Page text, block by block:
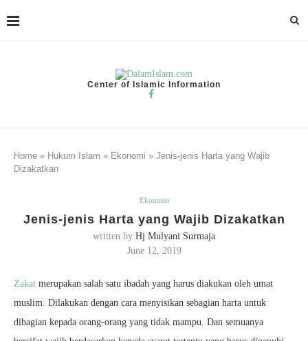
Center of Islamic Information
Home » Hukum Islam » Ekonomi » Jenis-jenis Harta yang Wajib
Dizakatkan
Ekonomi
Jenis-jenis Harta yang Wajib Dizakatkan
written by Hj Mulyani Surmaja
June 12, 2019
Zakat merupakan salah satu ibadah yang harus diakukan oleh umat
muslim. Dilakukan dengan cara menyisikan sebagian harta untuk
dibagian kepada orang-orang yang tidak mampu. Dan semuanya